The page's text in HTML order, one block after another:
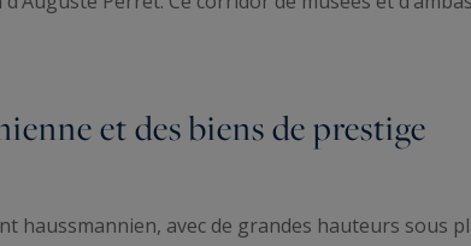
et des biens de prestige
haussmannien, avec de grandes hauteurs sous